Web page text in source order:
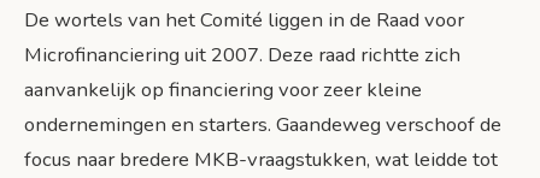
De wortels van het Comité liggen in de Raad voor
Microfinanciering uit 2007. Deze raad richtte zich
aanvankelijk op financiering voor zeer kleine
ondernemingen en starters. Gaandeweg verschoof de
focus naar bredere MKB-vraagstukken, wat leidde tot